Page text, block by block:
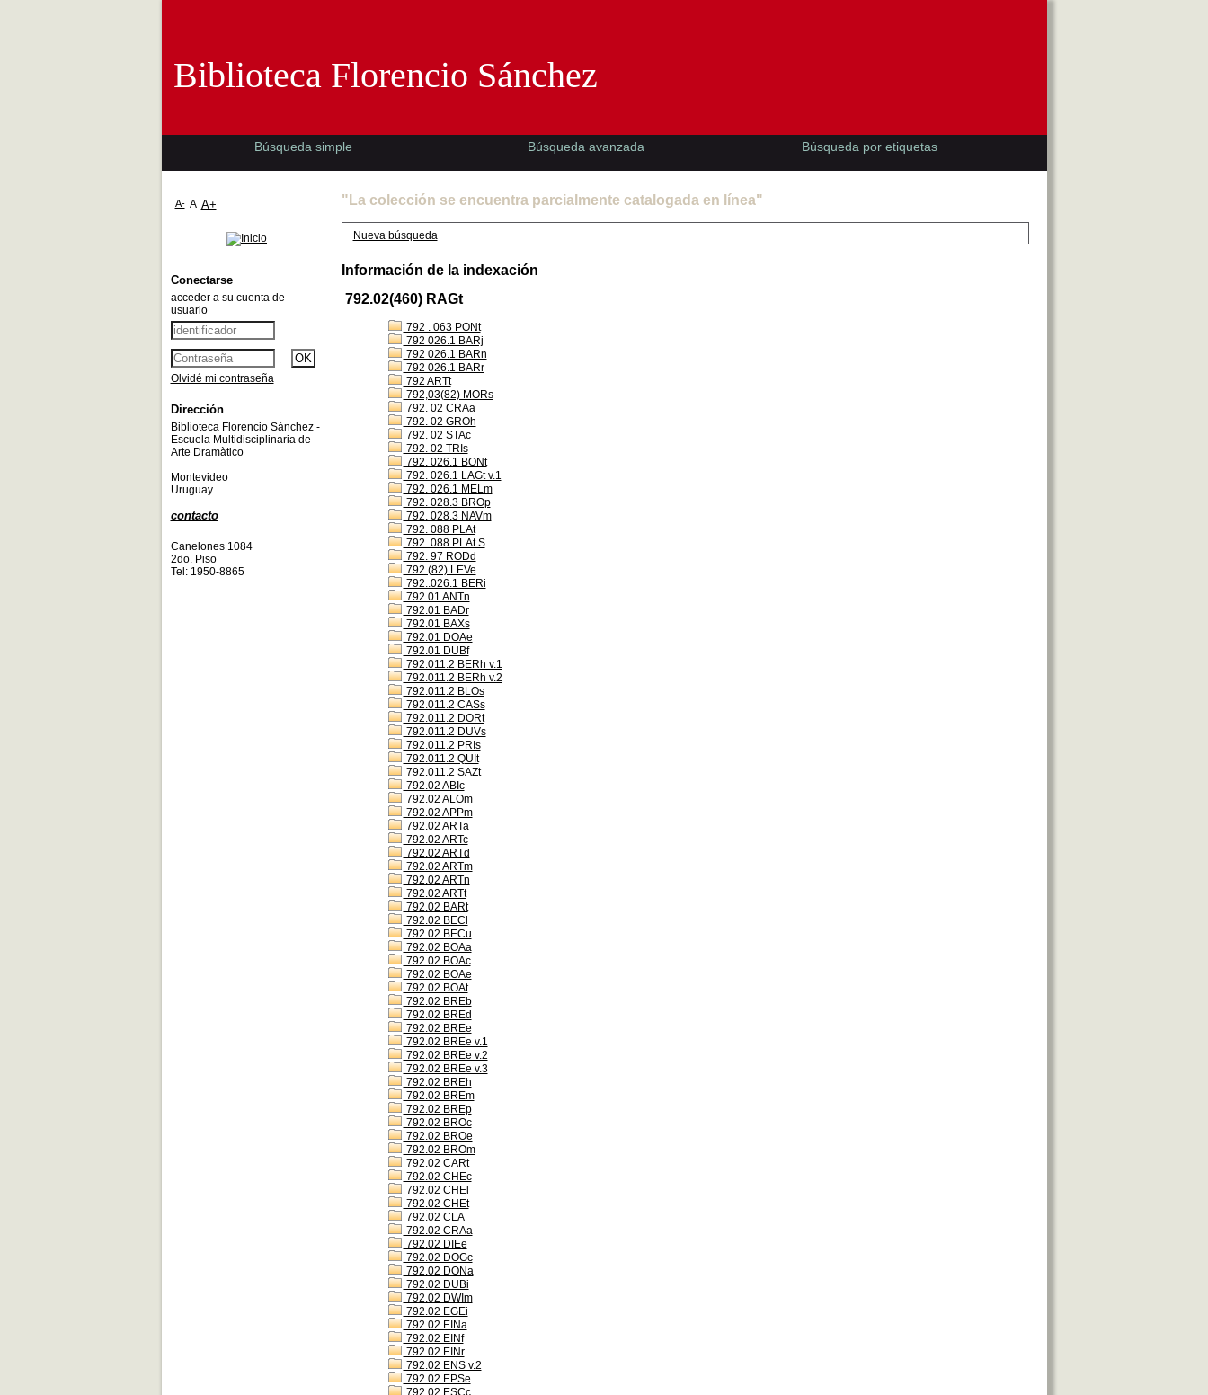
"La colección se encuentra parcialmente catalogada en línea"
Nueva búsqueda
Información de la indexación
792.02(460) RAGt
792 . 063 PONt
792 026.1 BARj
792 026.1 BARn
792 026.1 BARr
792 ARTt
792,03(82) MORs
792. 02 CRAa
792. 02 GROh
792. 02 STAc
792. 02 TRIs
792. 026.1 BONt
792. 026.1 LAGt v.1
792. 026.1 MELm
792. 028.3 BROp
792. 028.3 NAVm
792. 088 PLAt
792. 088 PLAt S
792. 97 RODd
792.(82) LEVe
792..026.1 BERi
792.01 ANTn
792.01 BADr
792.01 BAXs
792.01 DOAe
792.01 DUBf
792.011.2 BERh v.1
792.011.2 BERh v.2
792.011.2 BLOs
792.011.2 CASs
792.011.2 DORt
792.011.2 DUVs
792.011.2 PRIs
792.011.2 QUIt
792.011.2 SAZt
792.02 ABIc
792.02 ALOm
792.02 APPm
792.02 ARTa
792.02 ARTc
792.02 ARTd
792.02 ARTm
792.02 ARTn
792.02 ARTt
792.02 BARt
792.02 BECl
792.02 BECu
792.02 BOAa
792.02 BOAc
792.02 BOAe
792.02 BOAt
792.02 BREb
792.02 BREd
792.02 BREe
792.02 BREe v.1
792.02 BREe v.2
792.02 BREe v.3
792.02 BREh
792.02 BREm
792.02 BREp
792.02 BROc
792.02 BROe
792.02 BROm
792.02 CARt
792.02 CHEc
792.02 CHEl
792.02 CHEt
792.02 CLA
792.02 CRAa
792.02 DIEe
792.02 DOGc
792.02 DONa
792.02 DUBi
792.02 DWIm
792.02 EGEi
792.02 EINa
792.02 EINf
792.02 EINr
792.02 ENS v.2
792.02 EPSe
792.02 ESCc
Biblioteca Florencio Sánchez
Búsqueda simple Búsqueda avanzada Búsqueda por etiquetas
A- A A+
Conectarse
acceder a su cuenta de
usuario
Olvidé mi contraseña
Dirección
Biblioteca Florencio Sànchez -
Escuela Multidisciplinaria de
Arte Dramàtico
Montevideo
Uruguay
contacto
Canelones 1084
2do. Piso
Tel: 1950-8865